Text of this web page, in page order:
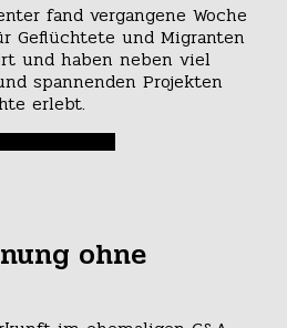
fand vergangene Woche
Geflüchtete und Migranten
und haben neben viel
spannenden Projekten
erlebt.
ohne